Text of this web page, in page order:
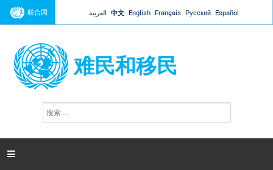
Jump to navigation
联合国 العربية 中文 English Français Русский Español
难民和移民
搜
索
